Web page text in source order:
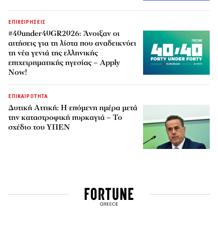
ΕΠΙΧΕΙΡΗΣΕΙΣ
#40under40GR2026: Άνοιξαν οι
αιτήσεις για τη λίστα που αναδεικνύει
τη νέα γενιά της ελληνικής
επιχειρηματικής ηγεσίας – Apply
Now!
ΕΠΙΚΑΙΡΟΤΗΤΑ
Δυτική Αττική: Η επόμενη ημέρα μετά
την καταστροφική πυρκαγιά – Το
σχέδιο του ΥΠΕΝ